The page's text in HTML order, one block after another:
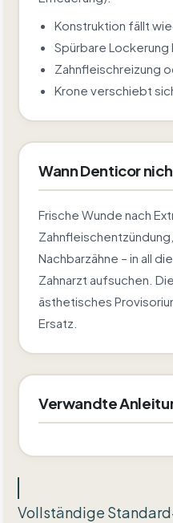
Konstruktion fällt
Spürbare Lockerung
Zahnfleischreizung
Krone verschiebt
Wann Denticor
Frische Wunde nach
Nachbarzähne – in all
Zahnarzt aufsuchen.
ästhetisches
Ersatz.
Verwandte
Vollständige